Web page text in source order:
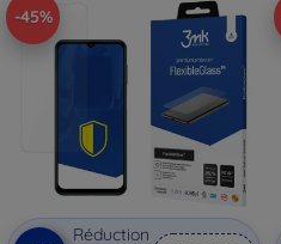
-45%
Réduction